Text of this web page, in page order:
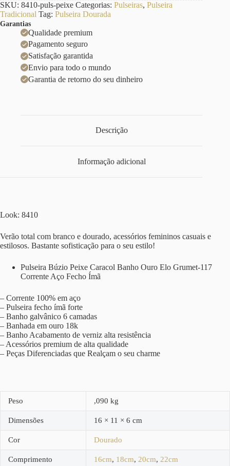
SKU: 8410-puls-peixe Categorias: Pulseiras, Pulseira
Tradicional Tag: Pulseira Dourada
Garantias
Qualidade premium
Pagamento seguro
Satisfação garantida
Envio para todo o mundo
Garantia de retorno do seu dinheiro
Descrição
Informação adicional
Look: 8410
Verão total com branco e dourado, acessórios femininos casuais e
estilosos. Bastante sofisticação para o seu estilo!
Pulseira Búzio Peixe Caracol Banho Ouro Elo Grumet-117
Corrente Aço Fecho Ímã
– Corrente 100% em aço
– Pulseira fecho ímã forte
– Banho galvânico 6 camadas
– Banhada em ouro 18k
– Banho Acabamento de verniz alta resistência
– Acessórios premium de alta qualidade
– Peças Diferenciadas que Realçam o seu charme
Peso ,090 kg
Dimensões 16 × 11 × 6 cm
Cor Dourado
Comprimento 16cm, 18cm, 20cm, 22cm